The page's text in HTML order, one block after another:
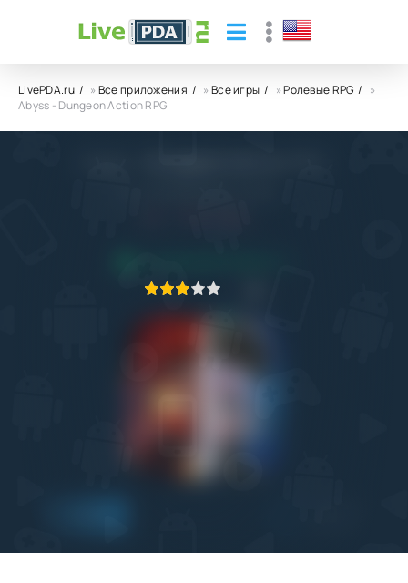
LivePDA.ru »Все приложения »Все игры »Ролевые RPG
»
Abyss - Dungeon Action RPG